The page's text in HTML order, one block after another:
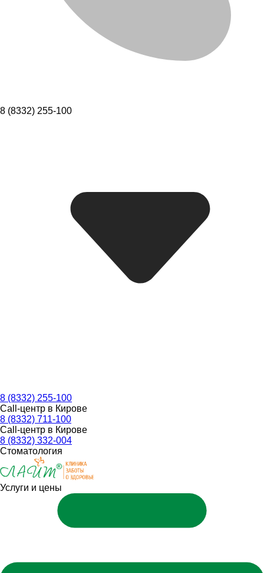
8 (8332) 255-100
8 (8332) 255-100
Call-центр в Кирове
8 (8332) 711-100
Call-центр в Кирове
8 (8332) 332-004
Стоматология
Услуги и цены